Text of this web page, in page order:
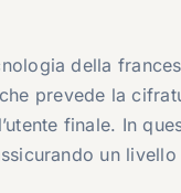
della
prevede la
finale. In
un